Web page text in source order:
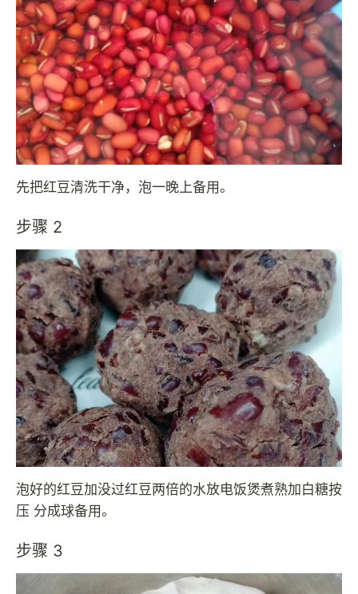
先把红豆清洗干净，泡一晚上备用。
步骤 2
泡好的红豆加没过红豆两倍的水放电饭煲煮熟加白糖按
压 分成球备用。
步骤 3